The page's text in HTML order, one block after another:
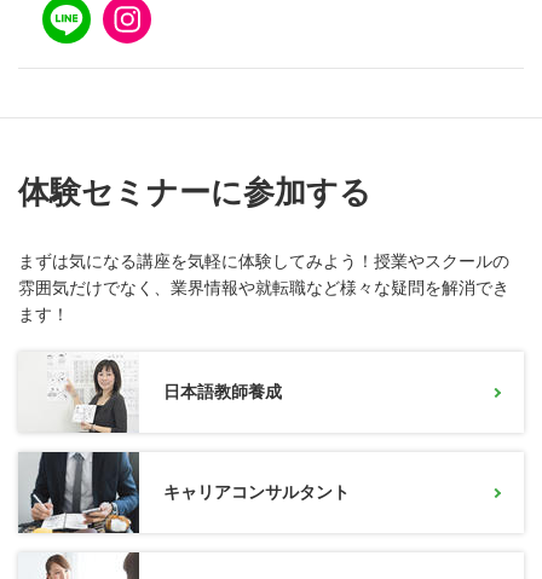
体験セミナーに参加する
まずは気になる講座を気軽に体験してみよう！授業やスクールの
雰囲気だけでなく、業界情報や就転職など様々な疑問を解消でき
ます！
日本語教師養成
キャリアコンサルタント